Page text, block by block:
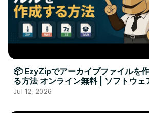
📦 EzyZipでアーカイブファイルを
る方法 オンライン無料 | ソフトウェ
ンストール不要
Jul 12, 2026